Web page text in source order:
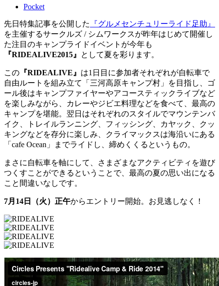
Pocket
先日特集記事を公開した
『グルメセンチュリーライド足助』
を主催するサークルズ / シムワークスが昨年はじめて開催し
た注目のキャンプライドイベントが今年も
『RIDEALIVE2015』
として夏を彩ります。
この 『RIDEALIVE』 は1日目に参加者それぞれが自転車で
自由ルートを組み立て「三河高原キャンプ村」を目指し、ゴ
ール後はキャンプファイヤーやアコースティックライブなど
を楽しみながら、カレーやジビエ料理などを食べて、最高の
キャンプを堪能。翌日はそれぞれのスタイルでマウンテンバ
イク、トレイルランニング、フィッシング、カヤック、クッ
キングなどを存分に楽しみ、クライマックスは海沿いにある
「cafe Ocean」までライドし、締めくくるというもの。
まさに自転車を軸にして、さまざまなアクティビティを遊び
つくすことができるということで、最高の夏の思い出になる
こと間違いなしです。
7月14日（火）正午からエントリー開始。お見逃しなく！